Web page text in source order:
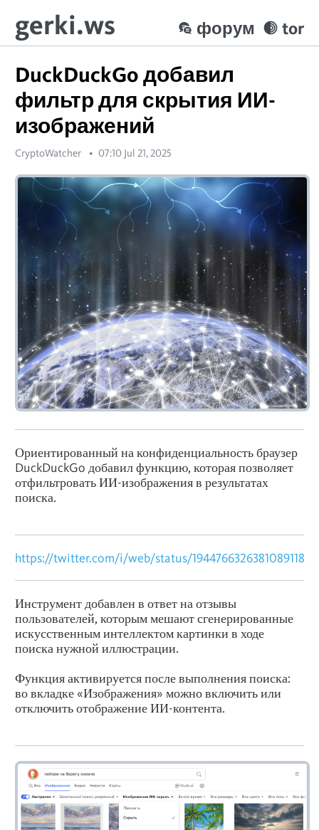
gerki.ws tor
форум
DuckDuckGo добавил
фильтр для скрытия ИИ-
изображений
CryptoWatcher 07:10 Jul 21, 2025
Ориентированный на конфиденциальность браузер
DuckDuckGo добавил функцию, которая позволяет
отфильтровать ИИ-изображения в результатах
поиска.
https://twitter.com/i/web/status/1944766326381089118
Инструмент добавлен в ответ на отзывы
пользователей, которым мешают сгенерированные
искусственным интеллектом картинки в ходе
поиска нужной иллюстрации.
Функция активируется после выполнения поиска:
во вкладке «Изображения» можно включить или
отключить отображение ИИ-контента.